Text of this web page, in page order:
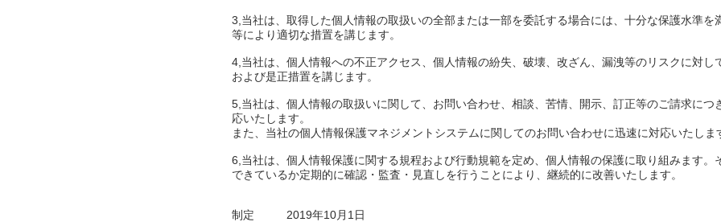
3,当社は、取得した個人情報の取扱いの全部または一部を委託する場合には、十分な保護水準を
等により適切な措置を講じます。
4,当社は、個人情報への不正アクセス、個人情報の紛失、破壊、改ざん、漏洩等のリスクに対し
および是正措置を講じます。
5,当社は、個人情報の取扱いに関して、お問い合わせ、相談、苦情、開示、訂正等のご請求につ
応いたします。
また、当社の個人情報保護マネジメントシステムに関してのお問い合わせに迅速に対応いたしま
6,当社は、個人情報保護に関する規程および行動規範を定め、個人情報の保護に取り組みます。
できているか定期的に確認・監査・見直しを行うことにより、継続的に改善いたします。
制定 2019年10月1日